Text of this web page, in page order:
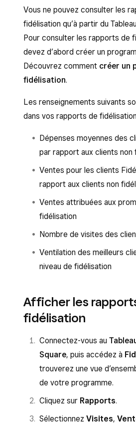
Vous ne pouvez consulter les
fidélisation qu’à partir du
Pour consulter les rapports de
devez d’abord créer un
Découvrez comment créer un
fidélisation.
Les renseignements suivants
dans vos rapports de
Dépenses moyennes des
par rapport aux clients non
Ventes pour les clients
rapport aux clients non
Ventes attribuées aux
fidélisation
Nombre de visites des
Ventilation des meilleurs
niveau de fidélisation
Afficher les
fidélisation
Connectez-vous au
Square, puis accédez à
trouverez une vue
de votre programme.
Cliquez sur Rapports.
Sélectionnez Visites,